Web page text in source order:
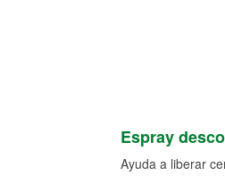
Espray
Ayuda a liberar